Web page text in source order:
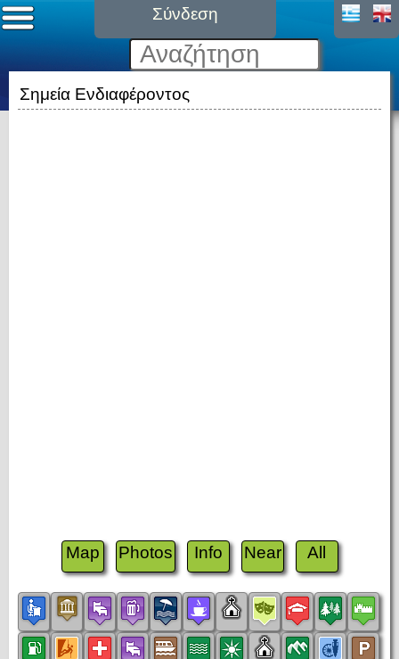
Σύνδεση
Σημεία Ενδιαφέροντος
Map Photos Info Near All